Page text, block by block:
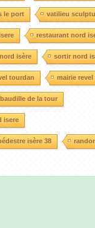
le port vatilieu
restaurant nord
isère sortir nord
tourdan mairie
de la tour
isere
isère 38